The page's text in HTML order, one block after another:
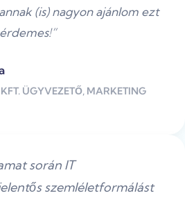
(is) nagyon ajánlom ezt
ÜGYVEZETŐ, MARKETING
során IT
szemléletformálást